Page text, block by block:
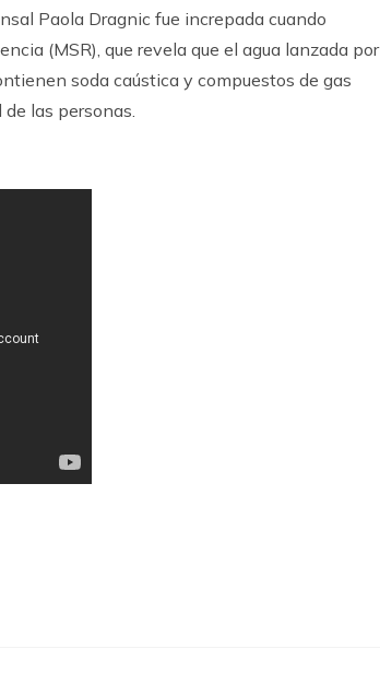
Paola Dragnic fue increpada cuando
(MSR), que revela que el agua lanzada por
soda caústica y compuestos de gas
las personas.